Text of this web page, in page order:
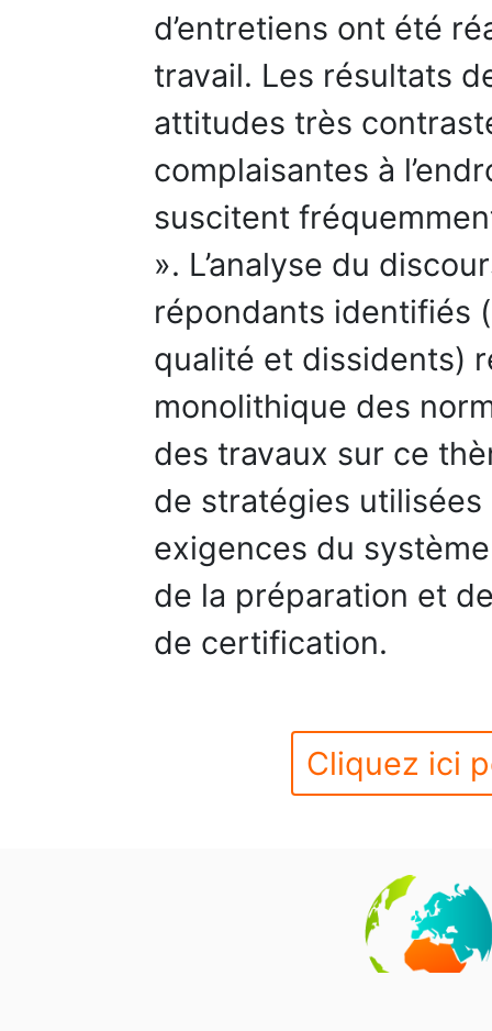
d’entretiens ont été
travail. Les résultats
attitudes très
complaisantes à
suscitent
». L’analyse du
répondants identifiés
qualité et dissidents)
monolithique des
des travaux sur ce
de stratégies
exigences du
de la préparation et
de certification.
Cliquez ici